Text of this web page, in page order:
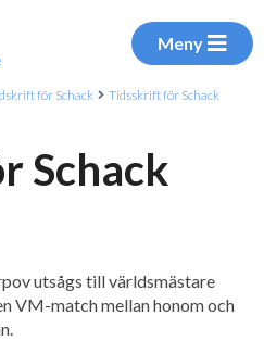
Meny
för Schack
Tidsskrift för Schack
Schack
utsågs till världsmästare
VM-match mellan honom och